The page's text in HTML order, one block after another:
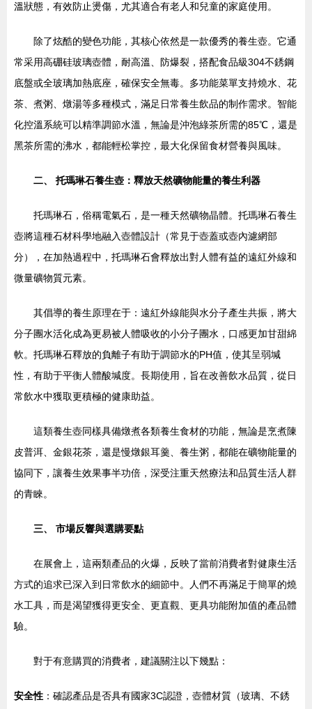
溫狀態，有效防止燙傷，尤其適合有老人和兒童的家庭使用。
除了炫酷的變色功能，其核心依然是一款優秀的養生壺。它通
常采用高硼硅玻璃壺體，耐高溫、防爆裂，搭配食品級304不銹鋼
底盤或全玻璃加熱底座，確保安全無毒。多功能菜單支持燒水、花
茶、煮粥、燉湯等多種模式，滿足日常養生飲品的制作需求。智能
化控溫系統可以精準調節水溫，無論是沖泡綠茶所需的85℃，還是
黑茶所需的沸水，都能輕松掌控，最大化保留食材營養與風味。
二、 托瑪琳石養生壺：釋放天然礦物能量的養生利器
托瑪琳石，俗稱電氣石，是一種天然礦物晶體。托瑪琳石養生
壺將這種石材科學地融入壺體設計（常見于壺蓋或壺內濾網部
分），在加熱過程中，托瑪琳石會釋放出對人體有益的遠紅外線和
微量礦物質元素。
其倡導的養生原理在于：遠紅外線能與水分子產生共振，將大
分子團水活化成為更易被人體吸收的小分子團水，口感更加甘甜綿
軟。托瑪琳石釋放的負離子有助于調節水的PH值，使其呈弱堿
性，有助于平衡人體酸堿度。長期使用，旨在改善飲水品質，從日
常飲水中獲取更積極的健康助益。
這類養生壺同樣具備燉煮各類養生食材的功能，無論是烹煮陳
皮普洱、金銀花茶，還是慢燉銀耳羹、養生粥，都能在礦物能量的
協同下，讓養生效果事半功倍，深受注重天然療法和品質生活人群
的青睞。
三、 市場反響與選購要點
在展會上，這兩類產品的火爆，反映了當前消費者對健康生活
方式的追求已深入到日常飲水的細節中。人們不再滿足于簡單的燒
水工具，而是渴望獲得更安全、更直觀、更具功能附加值的產品體
驗。
對于有意購買的消費者，建議關注以下幾點：
安全性 ：確認產品是否具有國家3C認證，壺體材質（玻璃、不銹